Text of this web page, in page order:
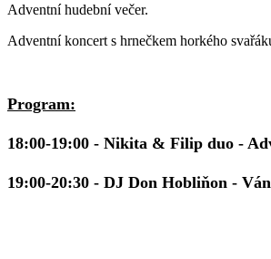
Adventní hudební večer.
Adventní koncert s hrnečkem horkého
Program:
18:00-19:00 - Nikita & Filip duo -
19:00-20:30 - DJ Don Hobliňon -